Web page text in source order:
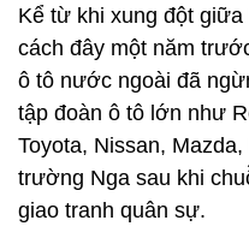
Kể từ khi xung đột
cách đây một năm
ô tô nước ngoài đã
tập đoàn ô tô lớn như
Toyota, Nissan,
trường Nga sau khi
giao tranh quân sự.